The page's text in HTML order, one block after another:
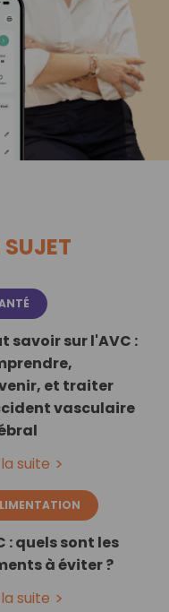
SUJET
savoir sur l'AVC :
et traiter
vasculaire
suite
: quels sont les
à éviter ?
suite